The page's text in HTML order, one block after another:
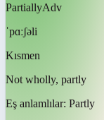
PartiallyAdv
ˈpɑːʃəli
Kısmen
Not wholly, partly
Eş anlamlılar: Partly